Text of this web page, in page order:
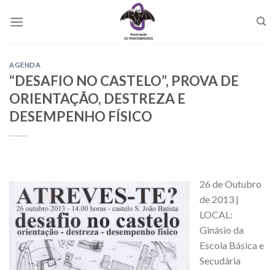
AGENDA
“DESAFIO NO CASTELO”, PROVA DE
ORIENTAÇÃO, DESTREZA E
DESEMPENHO FÍSICO
26 de Outubro
de 2013 |
LOCAL:
Ginásio da
Escola Básica e
Secudária